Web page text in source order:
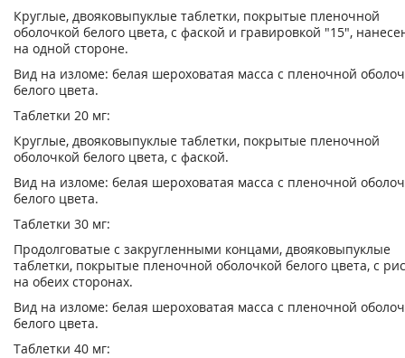
Круглые, двояковыпуклые таблетки, покрытые пленочной
оболочкой белого цвета, с фаской и гравировкой "15",
на одной стороне.
Вид на изломе: белая шероховатая масса с пленочной
белого цвета.
Таблетки 20 мг:
Круглые, двояковыпуклые таблетки, покрытые пленочной
оболочкой белого цвета, с фаской.
Вид на изломе: белая шероховатая масса с пленочной
белого цвета.
Таблетки 30 мг:
Продолговатые с закругленными концами, двояковыпуклые
таблетки, покрытые пленочной оболочкой белого цвета, с
на обеих сторонах.
Вид на изломе: белая шероховатая масса с пленочной
белого цвета.
Таблетки 40 мг: